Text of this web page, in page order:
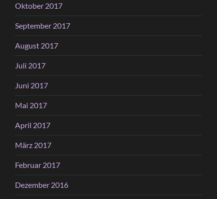
Oktober 2017
September 2017
August 2017
Juli 2017
Juni 2017
Mai 2017
April 2017
März 2017
Februar 2017
Dezember 2016